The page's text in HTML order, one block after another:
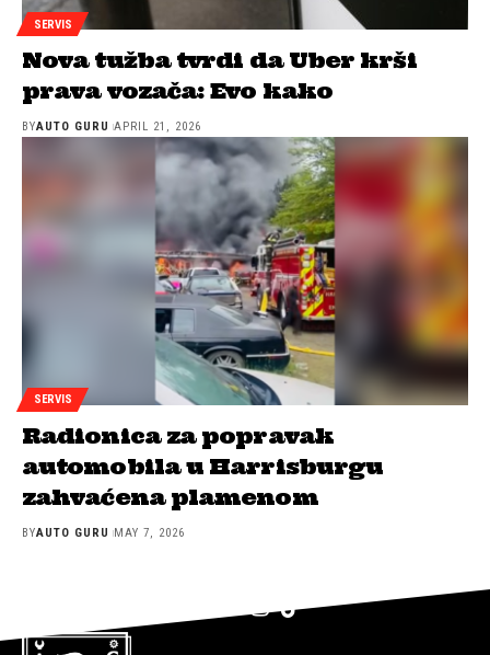
SERVIS
Nova tužba tvrdi da Uber krši
prava vozača: Evo kako
BYAUTO GURU APRIL 21, 2026
SERVIS
Radionica za popravak
automobila u Harrisburgu
zahvaćena plamenom
BYAUTO GURU MAY 7, 2026